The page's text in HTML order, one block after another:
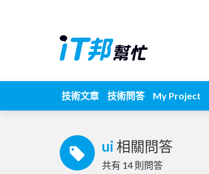
技術文章 技術問答 My Project
ui 相關問答
共有 14 則問答